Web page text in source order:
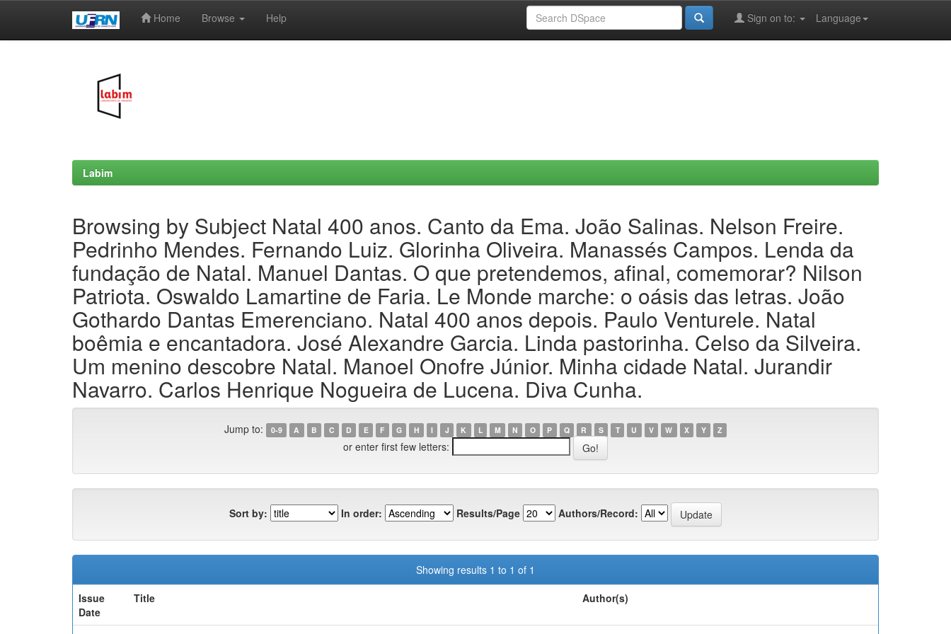
Home Browse Help Language
Sign on to:
Labim
Browsing by Subject Natal 400 anos. Canto da Ema. João Salinas. Nelson Freire.
Pedrinho Mendes. Fernando Luiz. Glorinha Oliveira. Manassés Campos. Lenda da
fundação de Natal. Manuel Dantas. O que pretendemos, afinal, comemorar? Nilson
Patriota. Oswaldo Lamartine de Faria. Le Monde marche: o oásis das letras. João
Gothardo Dantas Emerenciano. Natal 400 anos depois. Paulo Venturele. Natal
boêmia e encantadora. José Alexandre Garcia. Linda pastorinha. Celso da Silveira.
Um menino descobre Natal. Manoel Onofre Júnior. Minha cidade Natal. Jurandir
Navarro. Carlos Henrique Nogueira de Lucena. Diva Cunha.
Jump to: 0-9 A B C D E F G H I J K L M N O P Q R S T U V W X Y Z
or enter first few letters:
Sort by: In order: Results/Page Authors/Record:
Showing results 1 to 1 of 1
Issue
Date
Title Author(s)